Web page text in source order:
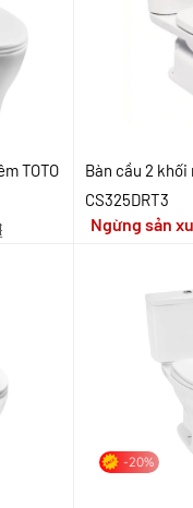
TOTO
Bàn cầu 2 khối
CS325DRT3
Ngừng sản
-20%